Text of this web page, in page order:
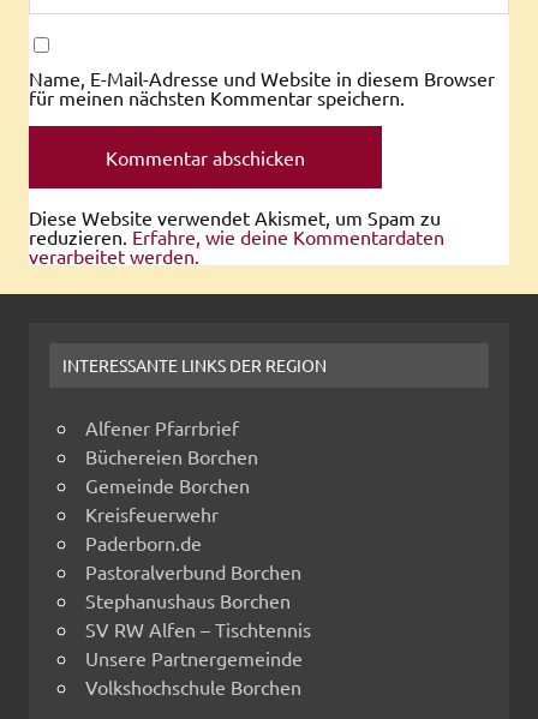
Name, E-Mail-Adresse und Website in diesem Browser
für meinen nächsten Kommentar speichern.
Diese Website verwendet Akismet, um Spam zu
reduzieren. Erfahre, wie deine Kommentardaten
verarbeitet werden.
INTERESSANTE LINKS DER REGION
Alfener Pfarrbrief
Büchereien Borchen
Gemeinde Borchen
Kreisfeuerwehr
Paderborn.de
Pastoralverbund Borchen
Stephanushaus Borchen
SV RW Alfen – Tischtennis
Unsere Partnergemeinde
Volkshochschule Borchen